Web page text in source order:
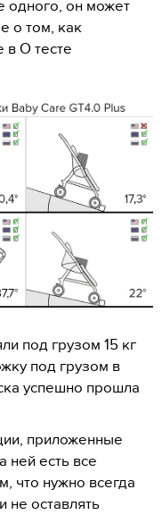
одного, он может
о том, как
в О тесте
под грузом 15 кг
под грузом в
успешно прошла
приложенные
ней есть все
что нужно всегда
не оставлять